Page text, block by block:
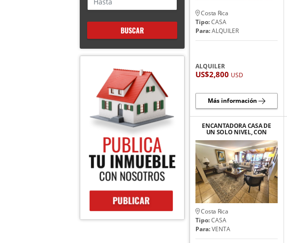
BUSCAR
Costa Rica
Tipo:CASA
Para:ALQUILER
ALQUILER
US$2,800 USD
Más información
ENCANTADORA CASA DE
UN SOLO NIVEL, CON
BELLOS ESPACIOS EN
ESCAZÚ.
Costa Rica
Tipo:CASA
Para:VENTA